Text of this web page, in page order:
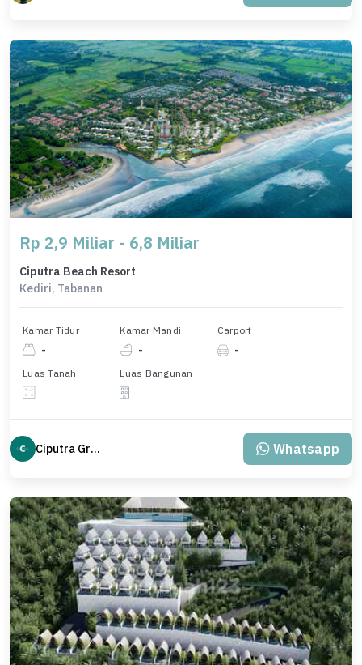
Rp 2,9 Miliar - 6,8 Miliar
Ciputra Beach Resort
Kediri, Tabanan
Kamar Tidur
-
Kamar Mandi
-
Carport
-
Luas Tanah Luas Bangunan
Ciputra Group Whatsapp